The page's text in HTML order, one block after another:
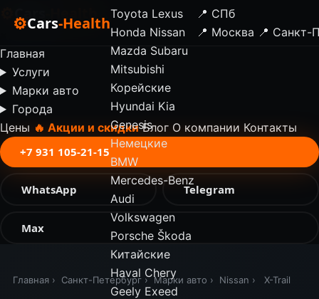
⚙Cars-HealthToyota Lexus
Honda Nissan
Mazda Subaru
Mitsubishi
Корейские
Hyundai Kia
Genesis
Немецкие
BMW
Mercedes-Benz
Audi
Volkswagen
Porsche Škoda
Китайские
Haval Chery
Geely Exeed
📍 СПб
📍 Москва 📍 Санкт-
Cars -Health
Главная
Услуги
Марки авто
Города
Цены 🔥 Акции и скидки Блог О компании Контакты
+7 931 105-21-15
WhatsApp Telegram
Max
Главная › Санкт-Петербург › Марки авто › Nissan › X-Trail